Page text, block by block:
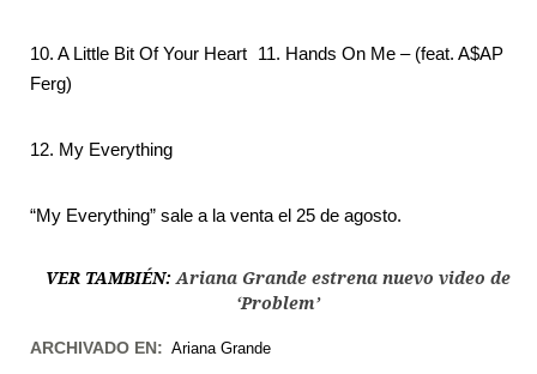
10. A Little Bit Of Your Heart 11. Hands On Me – (feat. A$AP
Ferg)
12. My Everything
“My Everything” sale a la venta el 25 de agosto.
VER TAMBIÉN: Ariana Grande estrena nuevo video de
‘Problem’
ARCHIVADO EN: Ariana Grande